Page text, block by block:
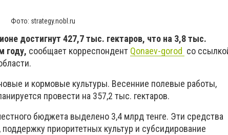
Фото: strategy.nobl.ru
достигнут 427,7 тыс. гектаров, что на 3,8 тыс.
году, сообщает корреспондент Qonaev-gorod со
и кормовые культуры. Весенние полевые работы,
провести на 357,2 тыс. гектаров.
бюджета выделено 3,4 млрд тенге. Эти средства
приоритетных культур и субсидирование